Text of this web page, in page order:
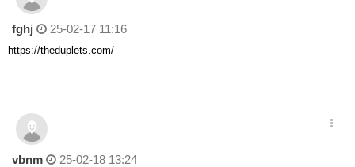
fghj 25-02-17 11:16
https://theduplets.com/
vbnm 25-02-18 13:24